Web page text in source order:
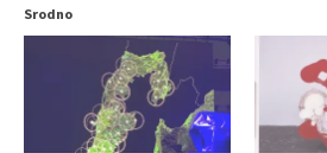
Srodno